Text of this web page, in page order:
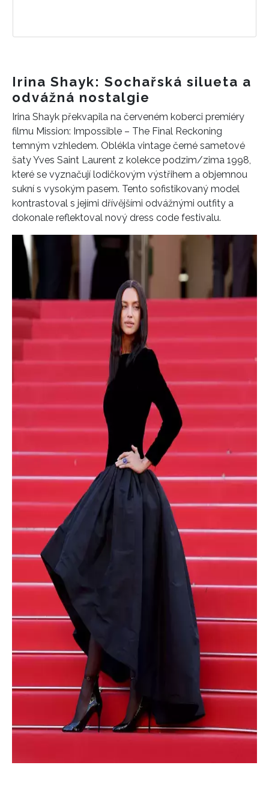
Irina Shayk: Sochařská silueta a
odvážná nostalgie
Irina Shayk překvapila na červeném koberci premiéry
filmu Mission: Impossible – The Final Reckoning
temným vzhledem. Oblékla vintage černé sametové
šaty Yves Saint Laurent z kolekce podzim/zima 1998,
které se vyznačují lodičkovým výstřihem a objemnou
sukní s vysokým pasem. Tento sofistikovaný model
kontrastoval s jejími dřívějšími odvážnými outfity a
dokonale reflektoval nový dress code festivalu.